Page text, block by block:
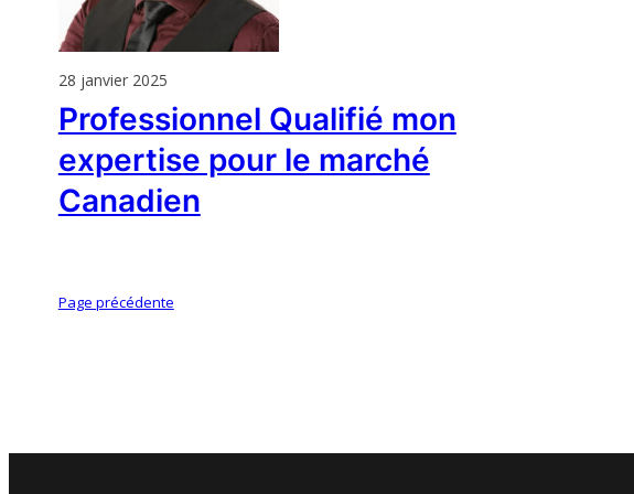
28 janvier 2025
Professionnel Qualifié mon
expertise pour le marché
Canadien
Page précédente